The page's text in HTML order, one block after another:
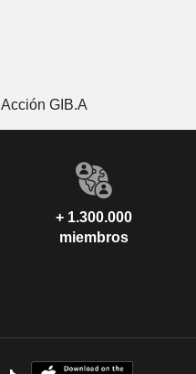
Acción GIB.A
+ 1.300.000
miembros